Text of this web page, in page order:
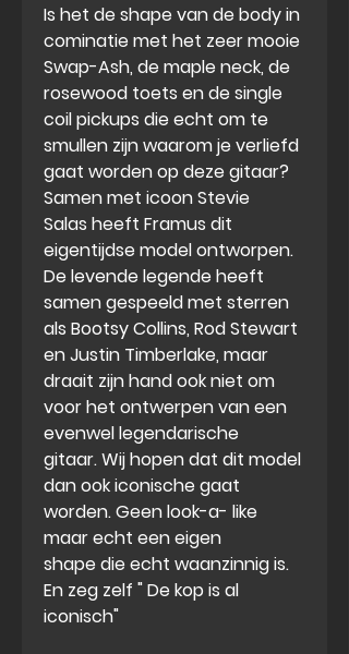
Is het de shape van de body in
cominatie met het zeer mooie
Swap-Ash, de maple neck, de
rosewood toets en de single
coil pickups die echt om te
smullen zijn waarom je verliefd
gaat worden op deze gitaar?
Samen met icoon Stevie
Salas heeft Framus dit
eigentijdse model ontworpen.
De levende legende heeft
samen gespeeld met sterren
als Bootsy Collins, Rod Stewart
en Justin Timberlake, maar
draait zijn hand ook niet om
voor het ontwerpen van een
evenwel legendarische
gitaar. Wij hopen dat dit model
dan ook iconische gaat
worden. Geen look-a- like
maar echt een eigen
shape die echt waanzinnig is.
En zeg zelf " De kop is al
iconisch"